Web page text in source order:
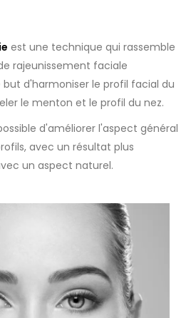
est une technique qui rassemble
rajeunissement faciale
d'harmoniser le profil facial du
le menton et le profil du nez.
d'améliorer l'aspect général
avec un résultat plus
un aspect naturel.